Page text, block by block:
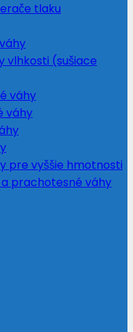
tlaku
vlhkosti (sušiace
váhy
váhy
pre vyššie hmotnosti
prachotesné váhy